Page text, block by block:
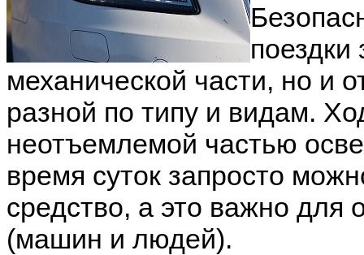
поездки
механической части, но и
разной по типу и видам.
неотъемлемой частью
время суток запросто
средство, а это важно для
(машин и людей).